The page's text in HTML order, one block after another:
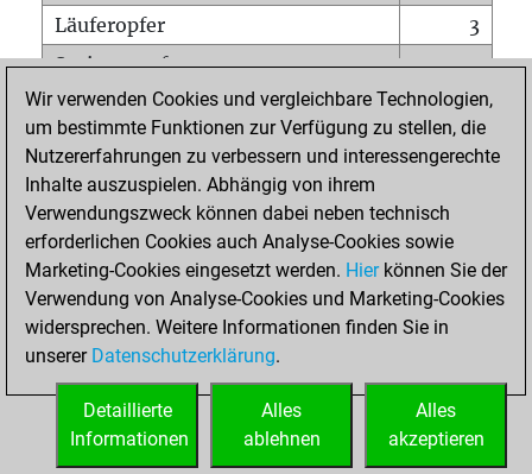
Läuferopfer
3
Springeropfer
3
Bauernopfer
4
Matt auf vollem Brett
0
Bauer setzt Matt
Erstickte Matts
Unterverwandlungen
0
Türme auf der siebten
0
STARTSEITE
Wir verwenden Cookies und vergleichbare Technologien,
um bestimmte Funktionen zur Verfügung zu stellen, die
Nutzererfahrungen zu verbessern und interessengerechte
Inhalte auszuspielen. Abhängig von ihrem
Verwendungszweck können dabei neben technisch
erforderlichen Cookies auch Analyse-Cookies sowie
Marketing-Cookies eingesetzt werden. Hierkönnen Sie der
Verwendung von Analyse-Cookies und Marketing-Cookies
widersprechen. Weitere Informationen finden Sie in
unserer Datenschutzerklärung.
Alles
akzeptieren
Alles
ablehnen
Detaillierte
Informationen